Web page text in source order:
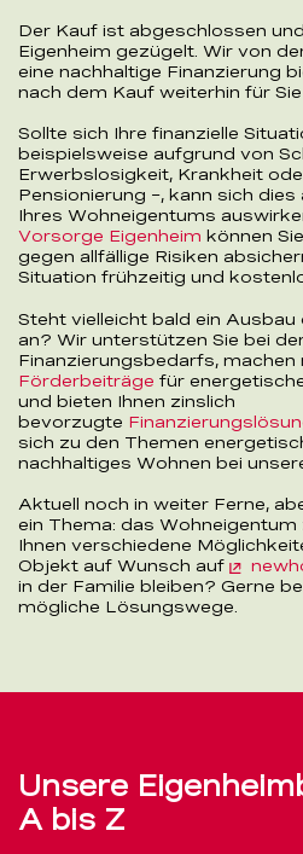
Der Kauf ist abgeschlossen
Eigenheim gezügelt. Wir von
eine nachhaltige Finanzierung
nach dem Kauf weiterhin für Sie
Sollte sich Ihre finanzielle
beispielsweise aufgrund von
Erwerbslosigkeit, Krankheit
Pensionierung –, kann sich
Ihres Wohneigentums
Vorsorge Eigenheim können
gegen allfällige Risiken
Situation frühzeitig und
Steht vielleicht bald ein Ausbau
an? Wir unterstützen Sie bei
Finanzierungsbedarfs, machen
Förderbeiträge für
und bieten Ihnen zinslich
bevorzugte
sich zu den Themen
nachhaltiges Wohnen bei
Aktuell noch in weiter Ferne,
ein Thema: das
Ihnen verschiedene
Objekt auf Wunsch auf
in der Familie bleiben? Gerne
mögliche Lösungswege.
Unsere
A bis Z